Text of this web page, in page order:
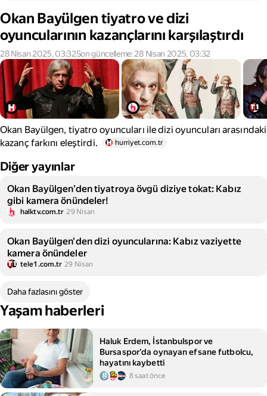
Okan Bayülgen tiyatro ve dizi
oyuncularının kazançlarını karşılaştırdı
28 Nisan 2025, 03:32Son güncelleme: 28 Nisan 2025, 03:32
Okan Bayülgen, tiyatro oyuncuları ile dizi oyuncuları arasındaki
kazanç farkını eleştirdi.
hurriyet.com.tr
Diğer yayınlar
Okan Bayülgen’den tiyatroya övgü diziye tokat: Kabız
gibi kamera önündeler!
halktv.com.tr 29 Nisan
Okan Bayülgen'den dizi oyuncularına: Kabız vaziyette
kamera önündeler
tele1.com.tr 29 Nisan
Daha fazlasını göster
Yaşam haberleri
Haluk Erdem, İstanbulspor ve
Bursaspor'da oynayan efsane futbolcu,
hayatını kaybetti
8 saat önce